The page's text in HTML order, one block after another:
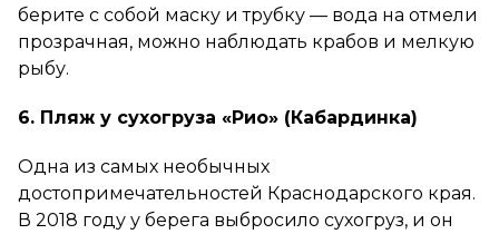
берите с собой маску и трубку — вода на отмели
прозрачная, можно наблюдать крабов и мелкую
рыбу.
6. Пляж у сухогруза «Рио» (Кабардинка)
Одна из самых необычных
достопримечательностей Краснодарского края.
В 2018 году у берега выбросило сухогруз, и он